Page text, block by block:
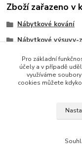
Zboží zařazeno v
Nábytkové kování
Nábytkové výsuvy-
Metabox FVG
Pro základní
účely a v případě
využíváme
cookies můžete